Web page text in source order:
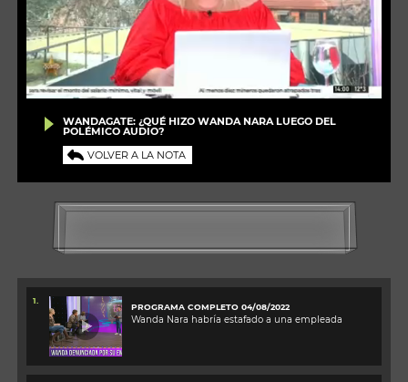
WANDAGATE: ¿QUÉ HIZO WANDA NARA LUEGO DEL
POLÉMICO AUDIO?
VOLVER A LA NOTA
1.
PROGRAMA COMPLETO 04/08/2022
Wanda Nara habría estafado a una empleada